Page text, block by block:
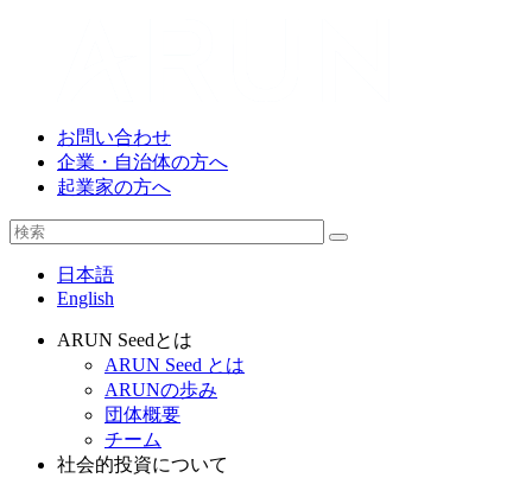
お問い合わせ
企業・自治体の方へ
起業家の方へ
日本語
English
ARUN Seedとは
ARUN Seed とは
ARUNの歩み
団体概要
チーム
社会的投資について